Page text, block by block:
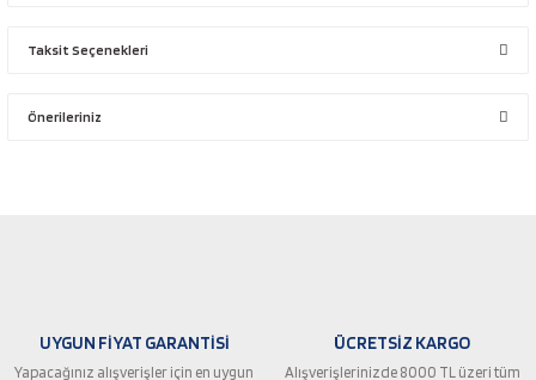
Taksit Seçenekleri
Önerileriniz
Ürün açıklamasında eksik bilgiler bulunuyor.
UYGUN FİYAT GARANTİSİ
Yapacağınız alışverişler için en uygun
ÜCRETSİZ KARGO
Alışverişlerinizde 8000 TL üzeri tüm